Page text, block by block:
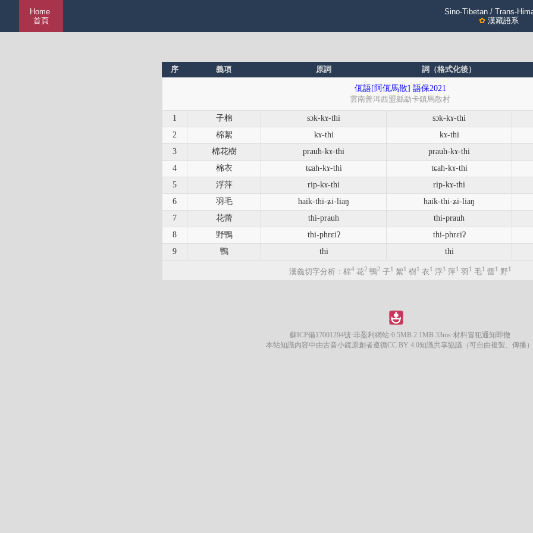
Home
首頁
Sino-Tibetan / Trans-
✿ 漢藏語系
序 義項 原詞 詞（格式化後）
佤語[阿佤馬散] 語保2021
雲南普洱西盟縣勐卡鎮馬散村
1 子棉 sɔk-kɤ-thi
sɔk-kɤ-thi
2
棉絮 kɤ-thi
kɤ-thi
3
棉花樹 prauh-kɤ-thi
prauh-kɤ-thi
4
棉衣 tɕah-kɤ-thi
tɕah-kɤ-thi
5
浮萍 rip-kɤ-thi
rip-kɤ-thi
6
羽毛 haik-thi-ʑi-liaŋ
haik-thi-ʑi-liaŋ
7
花蕾 thi-prauh
thi-prauh
8
野鴨 thi-phrɛiʔ
thi-phrɛiʔ
9
鴨 thi thi
漢義切字分析：棉4花2 鴨2 子1 絮1 樹 1 衣1 浮1 萍1 羽 1 毛1 蕾1 野1
蘇ICP備17001294號·非盈利網站·0.5MB 2.1MB 33ms·材料冒犯通知即撤
本站知識內容中由古音小鏡原創者遵循CC BY 4.0知識共享協議（可自由複製、傳播）